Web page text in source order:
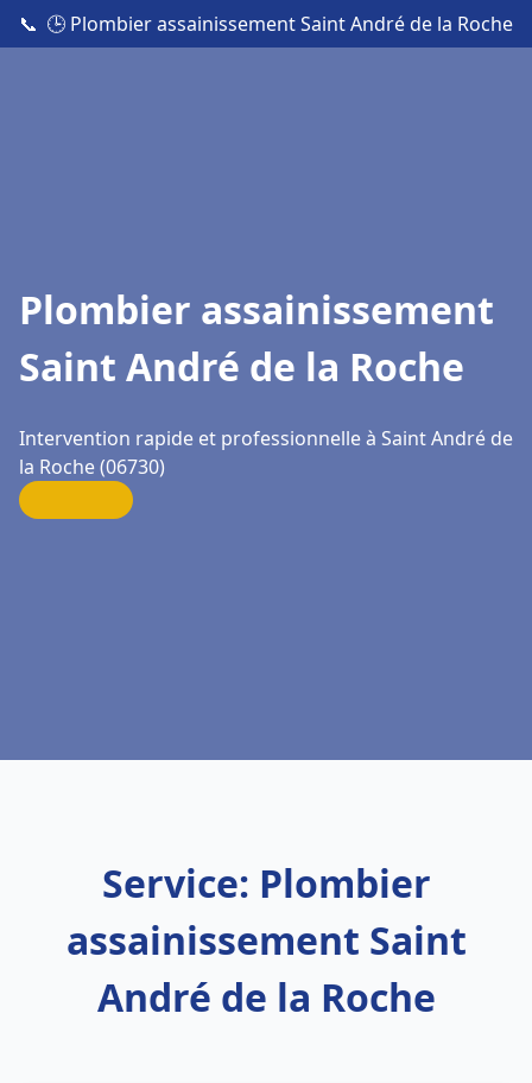
📞 🕒 Plombier assainissement Saint André de la Roche
Plombier assainissement
Saint André de la Roche
Intervention rapide et professionnelle à Saint André de
la Roche (06730)
Service: Plombier
assainissement Saint
André de la Roche